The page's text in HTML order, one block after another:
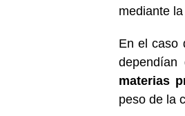
mediante
En el caso
materias
peso de la